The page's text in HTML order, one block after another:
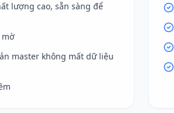
lượng cao, sẵn sàng để
mờ
master không mất dữ liệu